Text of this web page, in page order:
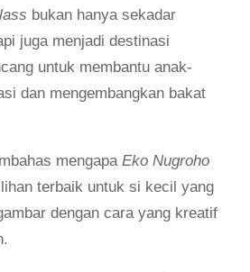
bukan hanya sekadar
juga menjadi destinasi
untuk membantu anak-
dan mengembangkan bakat
mengapa Eko Nugroho
terbaik untuk si kecil yang
dengan cara yang kreatif